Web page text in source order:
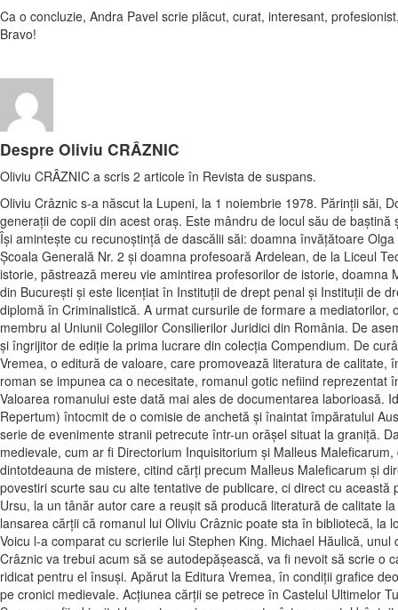
Ca o concluzie, Andra Pavel scrie plăcut, curat, interesant,
Bravo!
Despre Oliviu CRÂZNIC
Oliviu CRÂZNIC a scris 2 articole în Revista de suspans.
Oliviu Crâznic s-a născut la Lupeni, la 1 noiembrie 1978. Părinţii săi,
generaţii de copii din acest oraş. Este mândru de locul său de
Îşi aminteşte cu recunoştinţă de dascălii săi: doamna învăţătoare
Şcoala Generală Nr. 2 şi doamna profesoară Ardelean, de la Liceul
istorie, păstrează mereu vie amintirea profesorilor de istorie, doamna
din Bucureşti şi este licenţiat în Instituţii de drept penal şi Instituţii de
diplomă în Criminalistică. A urmat cursurile de formare a
membru al Uniunii Colegiilor Consilierilor Juridici din România. De
şi îngrijitor de ediţie la prima lucrare din colecţia Compendium. De
Vremea, o editură de valoare, care promovează literatura de
roman se impunea ca o necesitate, romanul gotic nefiind
Valoarea romanului este dată mai ales de documentarea laborioasă.
Repertum) întocmit de o comisie de anchetă şi înaintat împăratului
serie de evenimente stranii petrecute într-un orăşel situat la graniţă.
medievale, cum ar fi Directorium Inquisitorium şi Malleus
dintotdeauna de mistere, citind cărţi precum Malleus Maleficarum şi
povestiri scurte sau cu alte tentative de publicare, ci direct cu
Ursu, la un tânăr autor care a reuşit să producă literatură de calitate
lansarea cărţii că romanul lui Oliviu Crâznic poate sta în bibliotecă, la
Voicu l-a comparat cu scrierile lui Stephen King. Michael Hăulică,
Crâznic va trebui acum să se autodepăşească, va fi nevoit să scrie
ridicat pentru el însuşi. Apărut la Editura Vremea, în condiţii grafice
pe cronici medievale. Acţiunea cărţii se petrece în Castelul Ultimelor